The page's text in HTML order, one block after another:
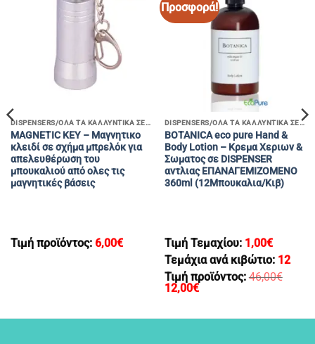
DISPENSERS/ΟΛΑ ΤΑ ΚΑΛΛΥΝΤΙΚΑ ΣΕ ΜΠΟΥΚΑΛΙΑ ΜΕ ΑΝΤΛΙΑ
MAGNETIC KEY – Mαγνητικο
κλειδί σε σχήμα μπρελόκ για
απελευθέρωση του
μπουκαλιού από ολες τις
μαγνητικές βάσεις
Τιμή προϊόντος: 6,00€
Προσφορά!
DISPENSERS/ΟΛΑ ΤΑ ΚΑΛΛΥΝΤΙΚΑ ΣΕ ΜΠΟΥΚΑΛΙΑ ΜΕ ΑΝΤΛΙΑ
BOTANICA eco pure Hand &
Body Lotion – Kρεμα Χεριων &
Σωματος σε DISPENSER
αντλιας ΕΠΑΝΑΓΕΜΙΖΟΜΕΝΟ
360ml (12Μπουκαλια/Κιβ)
Τιμή Τεμαχίου: 1,00€
Τεμάχια ανά κιβώτιο: 12
Τιμή προϊόντος:46,00€
Original
46,00€.
12,00€Η
είναι: